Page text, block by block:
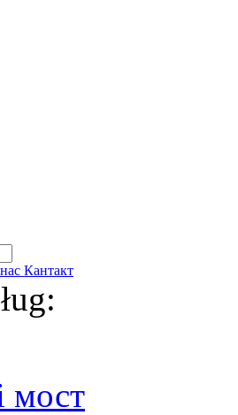
Кантакт
мост